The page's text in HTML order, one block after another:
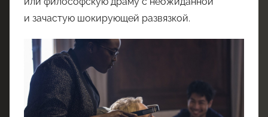
и зачастую шокирующей развязкой.